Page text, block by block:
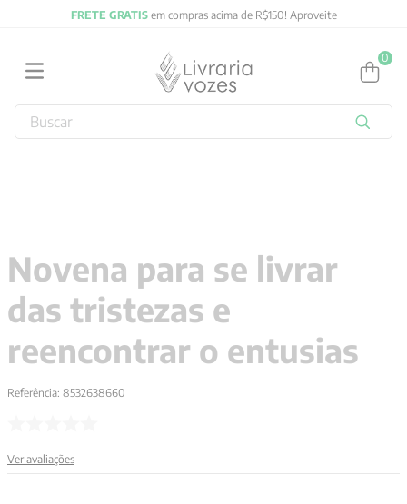
FRETE GRATISem compras acima de R$150! Aproveite
0
Buscar
Novena para se livrar
das tristezas e
reencontrar o entusias
Referência: 8532638660
Ver avaliações
4º jung
5º byung chul han
7 º biblia
8º santo agostinho
10º verena kast